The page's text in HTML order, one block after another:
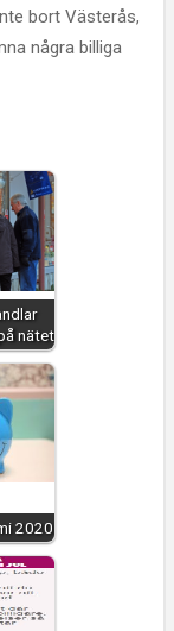
bort Västerås,
några billiga
nätet
2020